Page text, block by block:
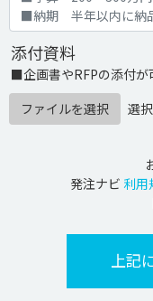
添付資料
■企画書やRFPの添付が
ファイルを選択
選
発注ナビ 利用